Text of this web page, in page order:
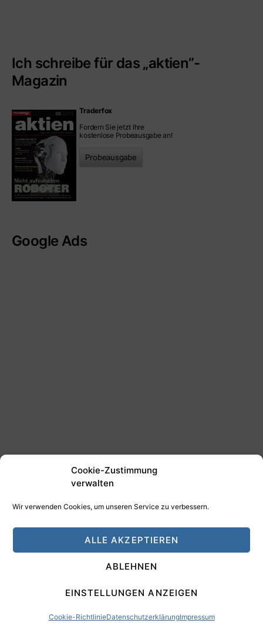
Cookie-Zustimmung
verwalten
Wir verwenden Cookies, um unseren Service zu verbessern.
ALLE AKZEPTIEREN
ABLEHNEN
EINSTELLUNGEN ANZEIGEN
Cookie-RichtlinieDatenschutzerklärungImpressum
Ich schreibe für das „aktien”-
Magazin
Traderfox
Fordern Sie jetzt Ihre
kostenlose Probeausgabe an!
Probeausgabe
Google Ads
HAMANN DESIGN - Digitale Medien
Impressum Datenschutz